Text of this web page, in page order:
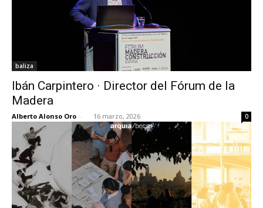
baliza
Ibán Carpintero · Director del Fórum de la
Madera
Alberto Alonso Oro - 16 marzo, 2026 0